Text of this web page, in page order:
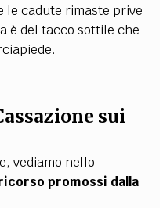
le cadute rimaste prive
è del tacco sottile che
sui
vediamo nello
promossi dalla